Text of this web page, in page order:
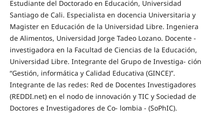
Estudiante del Doctorado en Educación, Universidad
Santiago de Cali. Especialista en docencia Universitaria y
Magister en Educación de la Universidad Libre. Ingeniera
de Alimentos, Universidad Jorge Tadeo Lozano. Docente -
investigadora en la Facultad de Ciencias de la Educación,
Universidad Libre. Integrante del Grupo de Investiga- ción
“Gestión, informática y Calidad Educativa (GINCE)”.
Integrante de las redes: Red de Docentes Investigadores
(REDDI.net) en el nodo de innovación y TIC y Sociedad de
Doctores e Investigadores de Co- lombia - (SoPhIC).